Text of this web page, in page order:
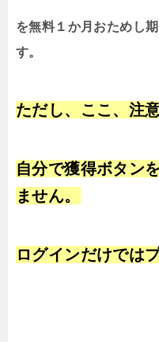
を無料１か月おためし
す。
ただし、ここ、注
自分で獲得ボタン
ません。
ログインだけでは